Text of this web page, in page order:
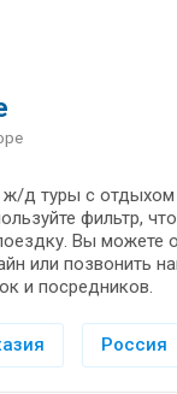
ж/д туры с отдыхом
фильтр,
Вы можете
или позвонить
и посредников.
Россия